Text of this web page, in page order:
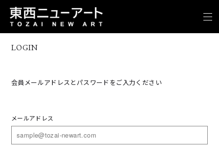
LOGIN
会員メールアドレスとパスワードをご入力ください
メールアドレス